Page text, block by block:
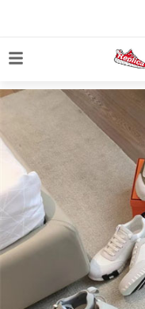
로
기